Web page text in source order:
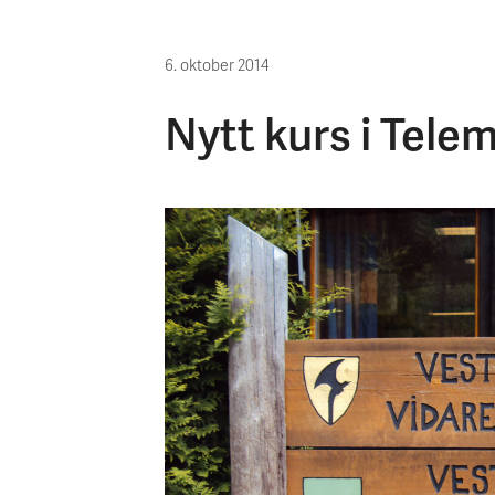
6. oktober 2014
Nytt kurs i